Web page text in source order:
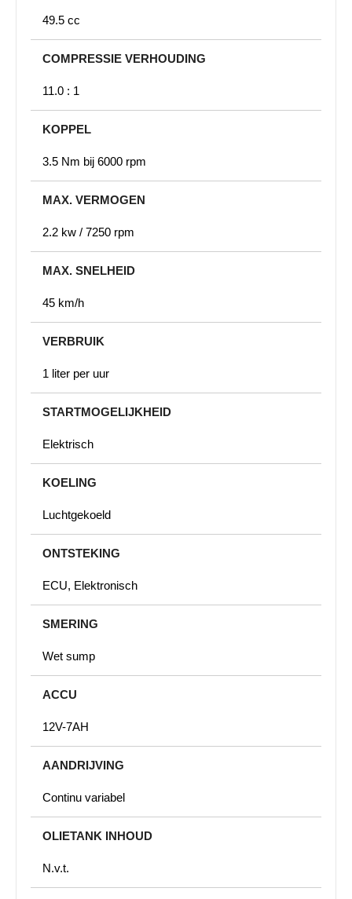
49.5 cc
COMPRESSIE VERHOUDING
11.0 : 1
KOPPEL
3.5 Nm bij 6000 rpm
MAX. VERMOGEN
2.2 kw / 7250 rpm
MAX. SNELHEID
45 km/h
VERBRUIK
1 liter per uur
STARTMOGELIJKHEID
Elektrisch
KOELING
Luchtgekoeld
ONTSTEKING
ECU, Elektronisch
SMERING
Wet sump
ACCU
12V-7AH
AANDRIJVING
Continu variabel
OLIETANK INHOUD
N.v.t.